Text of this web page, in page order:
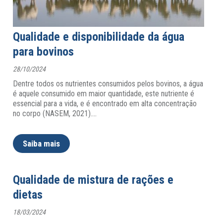
Qualidade e disponibilidade da água
para bovinos
28/10/2024
Dentre todos os nutrientes consumidos pelos bovinos, a água
é aquele consumido em maior quantidade, este nutriente é
essencial para a vida, e é encontrado em alta concentração
no corpo (NASEM, 2021).
Saiba mais
Qualidade de mistura de rações e
dietas
18/03/2024